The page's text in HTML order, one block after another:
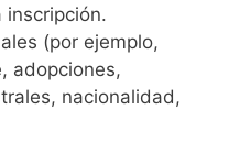
inscripción.
(por ejemplo,
adopciones,
nacionalidad,